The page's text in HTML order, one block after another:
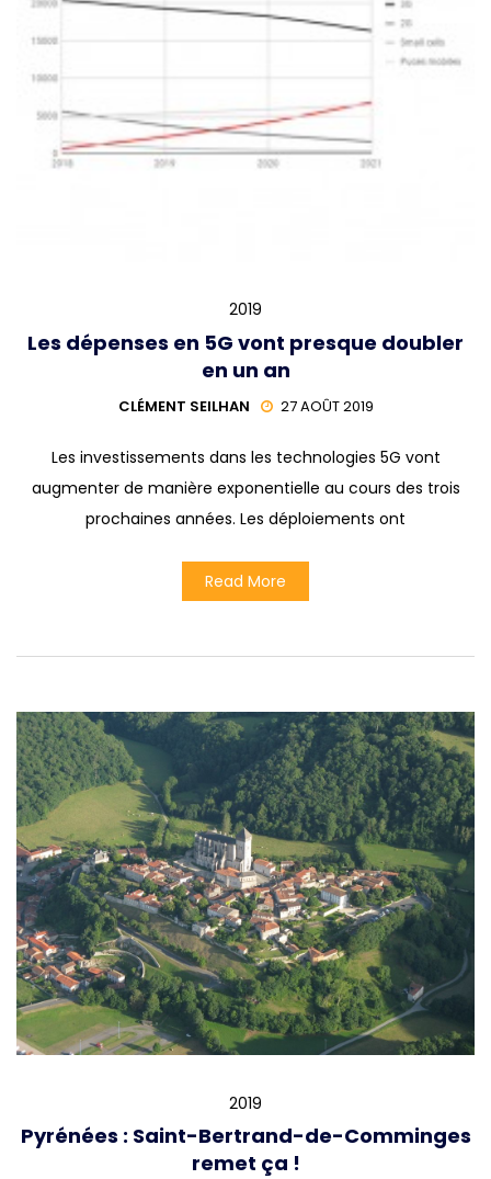
2019
Les dépenses en 5G vont presque doubler
en un an
CLÉMENT SEILHAN 27 AOÛT 2019
Les investissements dans les technologies 5G vont
augmenter de manière exponentielle au cours des trois
prochaines années. Les déploiements ont
Read More
2019
Pyrénées : Saint-Bertrand-de-Comminges
remet ça !